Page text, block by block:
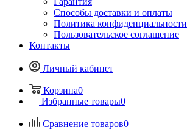
Способы доставки и оплаты
Политика конфиденциальности
Пользовательское соглашение
Контакты
Личный кабинет
Корзина0
Избранные товары0
Сравнение товаров0